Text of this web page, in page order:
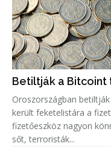
Betiltják a
Oroszországban
került feketelistára a
fizetőeszköz nagyon
sőt, terroristák...